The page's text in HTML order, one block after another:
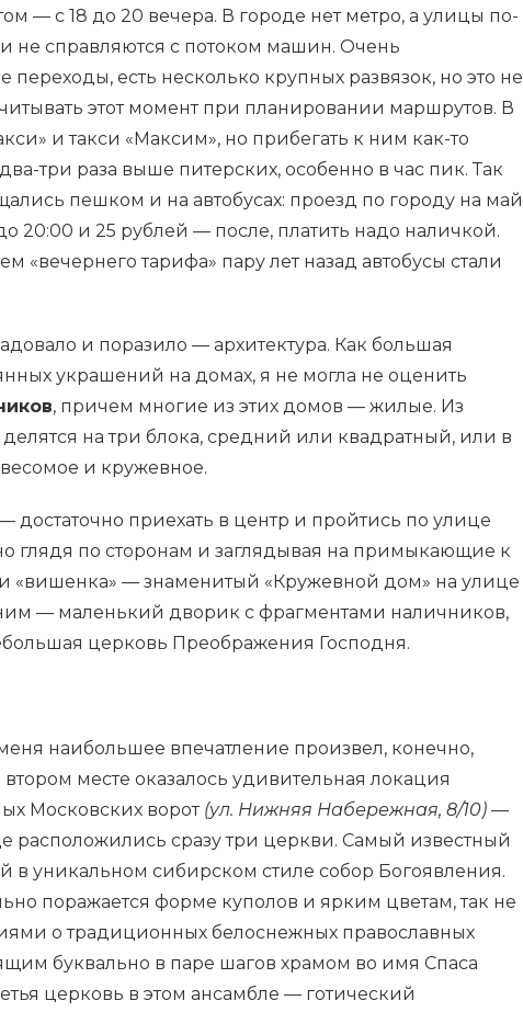
— с 18 до 20 вечера. В городе нет метро, а улицы по-
не справляются с потоком машин. Очень
есть несколько крупных развязок, но это не
этот момент при планировании маршрутов. В
и такси «Максим», но прибегать к ним как-то
три раза выше питерских, особенно в час пик. Так
пешком и на автобусах: проезд по городу на май
20:00 и 25 рублей — после, платить надо наличкой.
«вечернего тарифа» пару лет назад автобусы стали
и поразило — архитектура. Как большая
украшений на домах, я не могла не оценить
, причем многие из этих домов — жилые. Из
на три блока, средний или квадратный, или в
и кружевное.
достаточно приехать в центр и пройтись по улице
глядя по сторонам и заглядывая на примыкающие к
«вишенка» — знаменитый «Кружевной дом» на улице
— маленький дворик с фрагментами наличников,
церковь Преображения Господня.
наибольшее впечатление произвел, конечно,
месте оказалось удивительная локация
Московских ворот (ул. Нижняя Набережная, 8/10) —
расположились сразу три церкви. Самый известный
в уникальном сибирском стиле собор Богоявления.
поражается форме куполов и ярким цветам, так не
о традиционных белоснежных православных
буквально в паре шагов храмом во имя Спаса
церковь в этом ансамбле — готический